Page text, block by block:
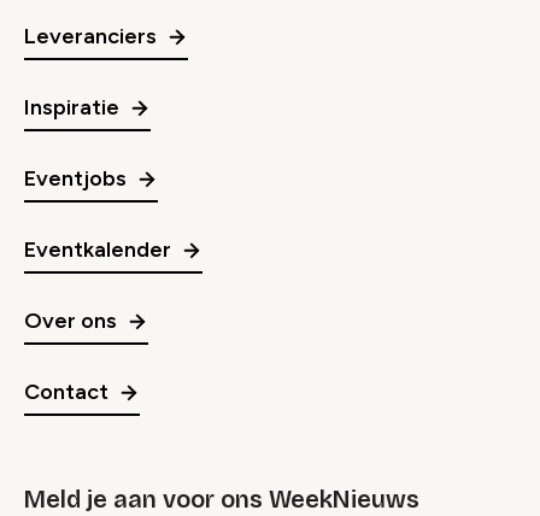
Leveranciers
Inspiratie
Eventjobs
Eventkalender
Over ons
Contact
Meld je aan voor ons WeekNieuws